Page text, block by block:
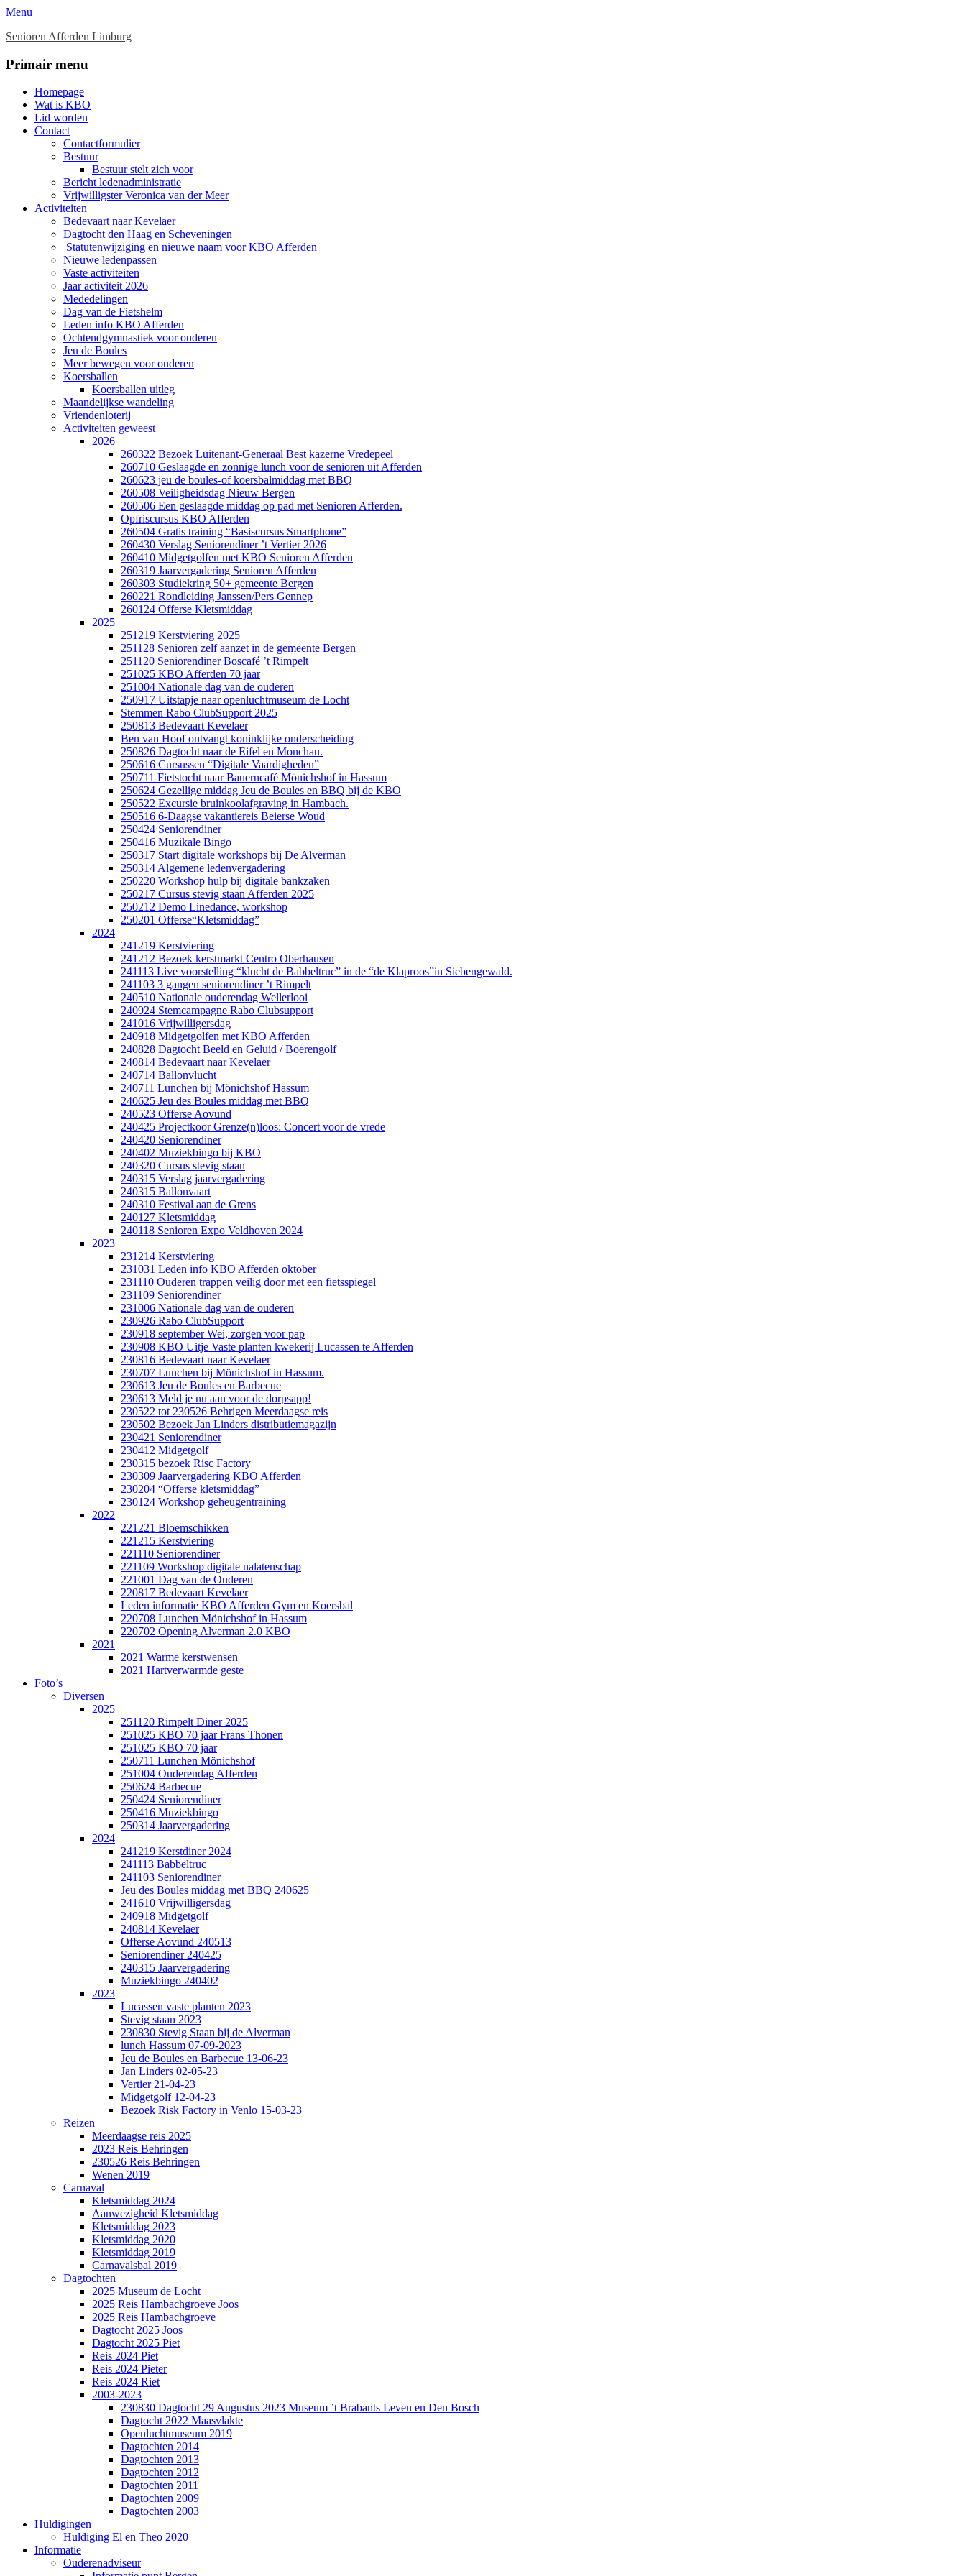
Menu
Senioren Afferden Limburg
Facebook
Primair menu
naar
inhoud
Homepage
Wat is KBO
Lid worden
Contact
Contactformulier
Bestuur
Bestuur stelt zich voor
Bericht ledenadministratie
Vrijwilligster Veronica van der Meer
Activiteiten
Bedevaart naar Kevelaer
Dagtocht den Haag en Scheveningen
Statutenwijziging en nieuwe naam voor KBO Afferden
Nieuwe ledenpassen
Vaste activiteiten
Jaar activiteit 2026
Mededelingen
Dag van de Fietshelm
Leden info KBO Afferden
Ochtendgymnastiek voor ouderen
Jeu de Boules
Meer bewegen voor ouderen
Koersballen
Koersballen uitleg
Maandelijkse wandeling
Vriendenloterij
Activiteiten geweest
2026
260322 Bezoek Luitenant-Generaal Best kazerne Vredepeel
260710 Geslaagde en zonnige lunch voor de senioren uit Afferden
260623 jeu de boules-of koersbalmiddag met BBQ
260508 Veiligheidsdag Nieuw Bergen
260506 Een geslaagde middag op pad met Senioren Afferden.
Opfriscursus KBO Afferden
260504 Gratis training “Basiscursus Smartphone”
260430 Verslag Seniorendiner ’t Vertier 2026
260410 Midgetgolfen met KBO Senioren Afferden
260319 Jaarvergadering Senioren Afferden
260303 Studiekring 50+ gemeente Bergen
260221 Rondleiding Janssen/Pers Gennep
260124 Offerse Kletsmiddag
2025
251219 Kerstviering 2025
251128 Senioren zelf aanzet in de gemeente Bergen
251120 Seniorendiner Boscafé ’t Rimpelt
251025 KBO Afferden 70 jaar
251004 Nationale dag van de ouderen
250917 Uitstapje naar openluchtmuseum de Locht
Stemmen Rabo ClubSupport 2025
250813 Bedevaart Kevelaer
Ben van Hoof ontvangt koninklijke onderscheiding
250826 Dagtocht naar de Eifel en Monchau.
250616 Cursussen “Digitale Vaardigheden”
250711 Fietstocht naar Bauerncafé Mönichshof in Hassum
250624 Gezellige middag Jeu de Boules en BBQ bij de KBO
250522 Excursie bruinkoolafgraving in Hambach.
250516 6-Daagse vakantiereis Beierse Woud
250424 Seniorendiner
250416 Muzikale Bingo
250317 Start digitale workshops bij De Alverman
250314 Algemene ledenvergadering
250220 Workshop hulp bij digitale bankzaken
250217 Cursus stevig staan Afferden 2025
250212 Demo Linedance, workshop
250201 Offerse“Kletsmiddag”
2024
241219 Kerstviering
241212 Bezoek kerstmarkt Centro Oberhausen
241113 Live voorstelling “klucht de Babbeltruc” in de “de Klaproos”in Siebengewald.
241103 3 gangen seniorendiner ’t Rimpelt
240510 Nationale ouderendag Wellerlooi
240924 Stemcampagne Rabo Clubsupport
241016 Vrijwilligersdag
240918 Midgetgolfen met KBO Afferden
240828 Dagtocht Beeld en Geluid / Boerengolf
240814 Bedevaart naar Kevelaer
240714 Ballonvlucht
240711 Lunchen bij Mönichshof Hassum
240625 Jeu des Boules middag met BBQ
240523 Offerse Aovund
240425 Projectkoor Grenze(n)loos: Concert voor de vrede
240420 Seniorendiner
240402 Muziekbingo bij KBO
240320 Cursus stevig staan
240315 Verslag jaarvergadering
240315 Ballonvaart
240310 Festival aan de Grens
240127 Kletsmiddag
240118 Senioren Expo Veldhoven 2024
2023
231214 Kerstviering
231031 Leden info KBO Afferden oktober
231110 Ouderen trappen veilig door met een fietsspiegel
231109 Seniorendiner
231006 Nationale dag van de ouderen
230926 Rabo ClubSupport
230918 september Wei, zorgen voor pap
230908 KBO Uitje Vaste planten kwekerij Lucassen te Afferden
230816 Bedevaart naar Kevelaer
230707 Lunchen bij Mönichshof in Hassum.
230613 Jeu de Boules en Barbecue
230613 Meld je nu aan voor de dorpsapp!
230522 tot 230526 Behrigen Meerdaagse reis
230502 Bezoek Jan Linders distributiemagazijn
230421 Seniorendiner
230412 Midgetgolf
230315 bezoek Risc Factory
230309 Jaarvergadering KBO Afferden
230204 “Offerse kletsmiddag”
230124 Workshop geheugentraining
2022
221221 Bloemschikken
221215 Kerstviering
221110 Seniorendiner
221109 Workshop digitale nalatenschap
221001 Dag van de Ouderen
220817 Bedevaart Kevelaer
Leden informatie KBO Afferden Gym en Koersbal
220708 Lunchen Mönichshof in Hassum
220702 Opening Alverman 2.0 KBO
2021
2021 Warme kerstwensen
2021 Hartverwarmde geste
Foto’s
Diversen
2025
251120 Rimpelt Diner 2025
251025 KBO 70 jaar Frans Thonen
251025 KBO 70 jaar
250711 Lunchen Mönichshof
251004 Ouderendag Afferden
250624 Barbecue
250424 Seniorendiner
250416 Muziekbingo
250314 Jaarvergadering
2024
241219 Kerstdiner 2024
241113 Babbeltruc
241103 Seniorendiner
Jeu des Boules middag met BBQ 240625
241610 Vrijwilligersdag
240918 Midgetgolf
240814 Kevelaer
Offerse Aovund 240513
Seniorendiner 240425
240315 Jaarvergadering
Muziekbingo 240402
2023
Lucassen vaste planten 2023
Stevig staan 2023
230830 Stevig Staan bij de Alverman
lunch Hassum 07-09-2023
Jeu de Boules en Barbecue 13-06-23
Jan Linders 02-05-23
Vertier 21-04-23
Midgetgolf 12-04-23
Bezoek Risk Factory in Venlo 15-03-23
Reizen
Meerdaagse reis 2025
2023 Reis Behringen
230526 Reis Behringen
Wenen 2019
Carnaval
Kletsmiddag 2024
Aanwezigheid Kletsmiddag
Kletsmiddag 2023
Kletsmiddag 2020
Kletsmiddag 2019
Carnavalsbal 2019
Dagtochten
2025 Museum de Locht
2025 Reis Hambachgroeve Joos
2025 Reis Hambachgroeve
Dagtocht 2025 Joos
Dagtocht 2025 Piet
Reis 2024 Piet
Reis 2024 Pieter
Reis 2024 Riet
2003-2023
230830 Dagtocht 29 Augustus 2023 Museum ’t Brabants Leven en Den Bosch
Dagtocht 2022 Maasvlakte
Openluchtmuseum 2019
Dagtochten 2014
Dagtochten 2013
Dagtochten 2012
Dagtochten 2011
Dagtochten 2009
Dagtochten 2003
Huldigingen
Huldiging El en Theo 2020
Informatie
Ouderenadviseur